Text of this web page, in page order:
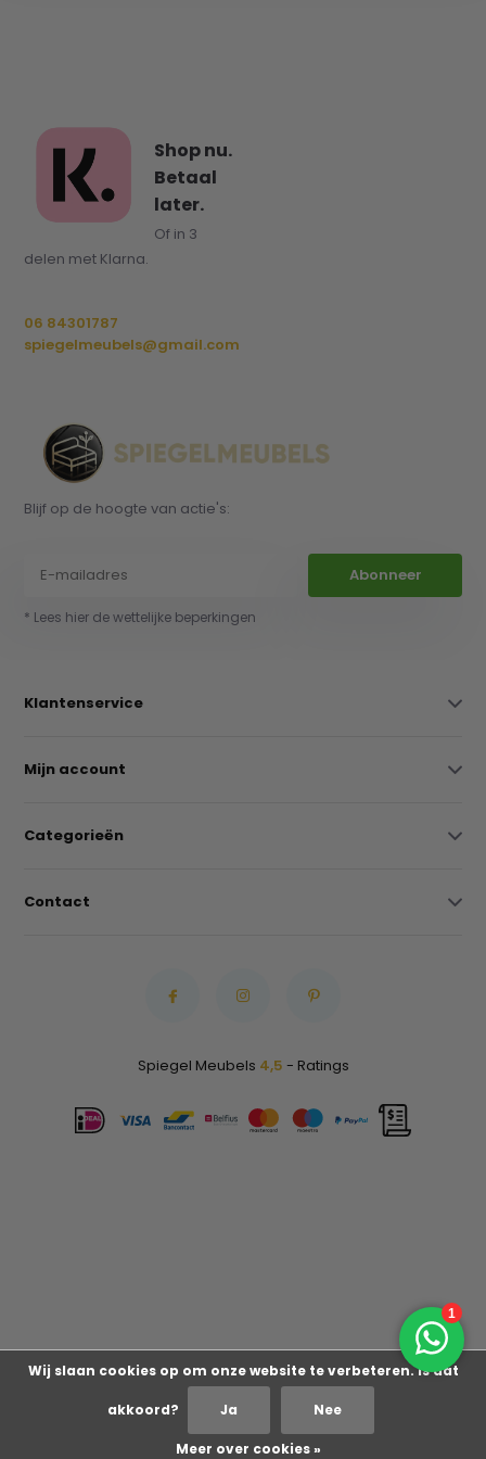
Shop nu.
Betaal
later.
Of in 3
delen met Klarna.
06 84301787
spiegelmeubels@gmail.com
Blijf op de hoogte van actie's:
Abonneer
* Lees hier de wettelijke beperkingen
Klantenservice
Mijn account
Categorieën
Contact
Spiegel Meubels 4,5 - Ratings
Wij slaan cookies op om onze website te verbeteren. Is dat
akkoord? Ja Nee
Meer over cookies »